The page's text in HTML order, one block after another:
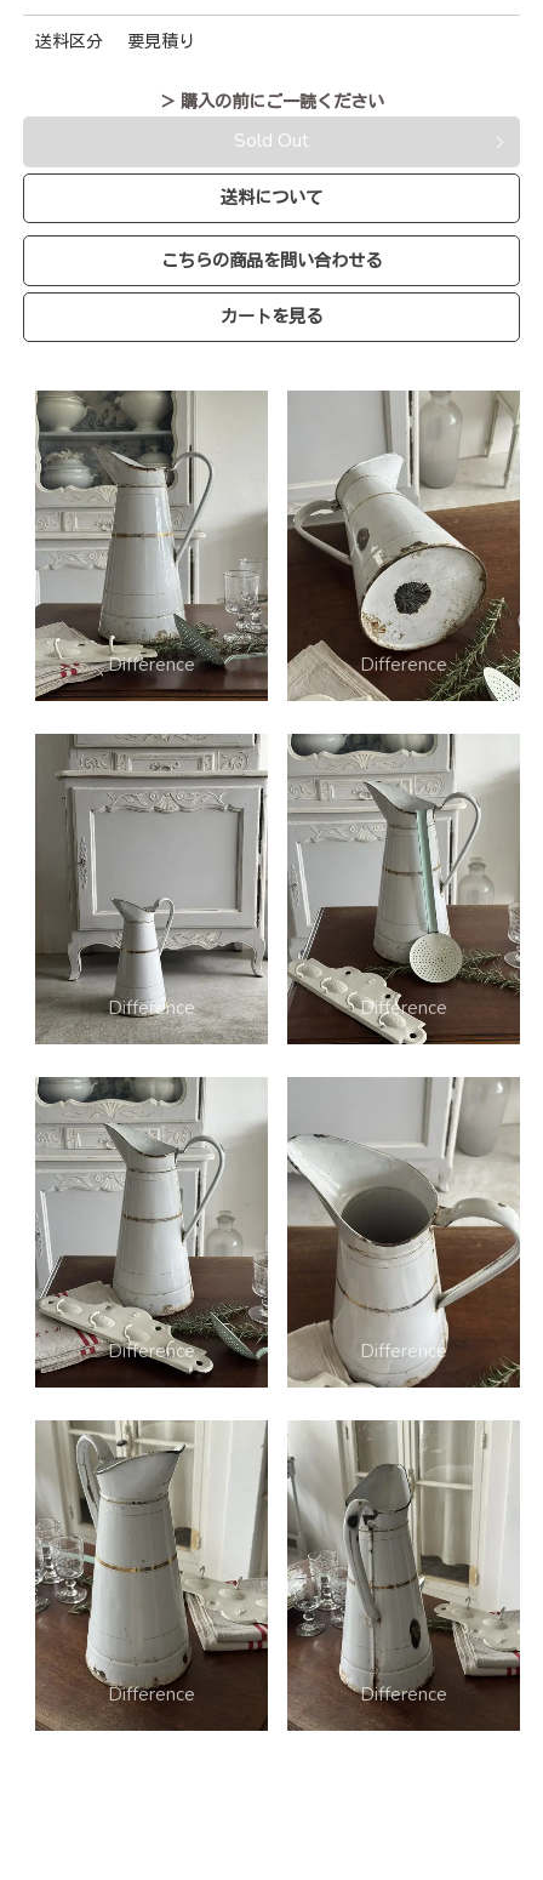
送料区分 要見積り
＞ 購入の前にご一読ください
Sold Out
送料について
こちらの商品を問い合わせる
カートを見る